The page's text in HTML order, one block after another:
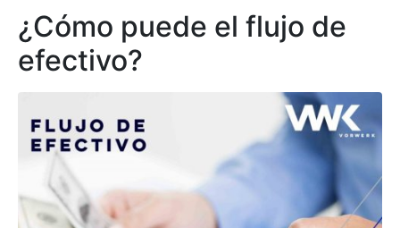
¿Cómo puede el flujo de
efectivo?